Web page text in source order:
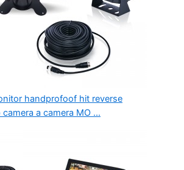
handprofoof hit reverse
a camera MO ...